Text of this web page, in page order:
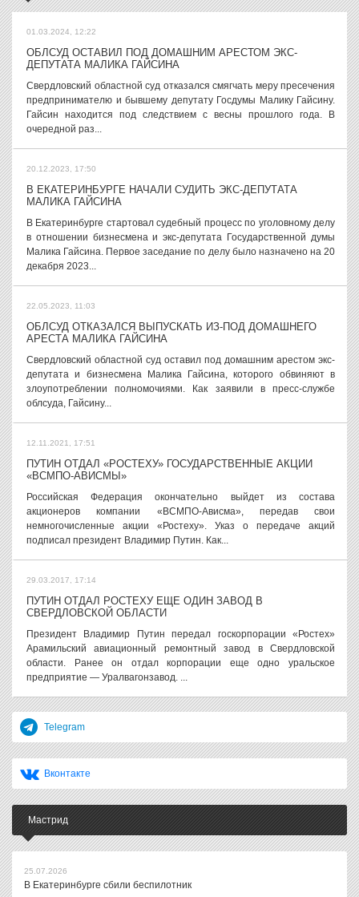
01.03.2024, 12:22
ОБЛСУД ОСТАВИЛ ПОД ДОМАШНИМ АРЕСТОМ ЭКС-
ДЕПУТАТА МАЛИКА ГАЙСИНА
Свердловский областной суд отказался смягчать меру пресечения
предпринимателю и бывшему депутату Госдумы Малику Гайсину.
Гайсин находится под следствием с весны прошлого года. В
очередной раз...
20.12.2023, 17:50
В ЕКАТЕРИНБУРГЕ НАЧАЛИ СУДИТЬ ЭКС-ДЕПУТАТА
МАЛИКА ГАЙСИНА
В Екатеринбурге стартовал судебный процесс по уголовному делу
в отношении бизнесмена и экс-депутата Государственной думы
Малика Гайсина. Первое заседание по делу было назначено на 20
декабря 2023...
22.05.2023, 11:03
ОБЛСУД ОТКАЗАЛСЯ ВЫПУСКАТЬ ИЗ-ПОД ДОМАШНЕГО
АРЕСТА МАЛИКА ГАЙСИНА
Свердловский областной суд оставил под домашним арестом экс-
депутата и бизнесмена Малика Гайсина, которого обвиняют в
злоупотреблении полномочиями. Как заявили в пресс-службе
облсуда, Гайсину...
12.11.2021, 17:51
ПУТИН ОТДАЛ «РОСТЕХУ» ГОСУДАРСТВЕННЫЕ АКЦИИ
«ВСМПО-АВИСМЫ»
Российская Федерация окончательно выйдет из состава
акционеров компании «ВСМПО-Ависма», передав свои
немногочисленные акции «Ростеху». Указ о передаче акций
подписал президент Владимир Путин. Как...
29.03.2017, 17:14
ПУТИН ОТДАЛ РОСТЕХУ ЕЩЕ ОДИН ЗАВОД В
СВЕРДЛОВСКОЙ ОБЛАСТИ
Президент Владимир Путин передал госкорпорации «Ростех»
Арамильский авиационный ремонтный завод в Свердловской
области. Ранее он отдал корпорации еще одно уральское
предприятие — Уралвагонзавод. ...
Telegram
Вконтакте
Мастрид
25.07.2026
В Екатеринбурге сбили беспилотник